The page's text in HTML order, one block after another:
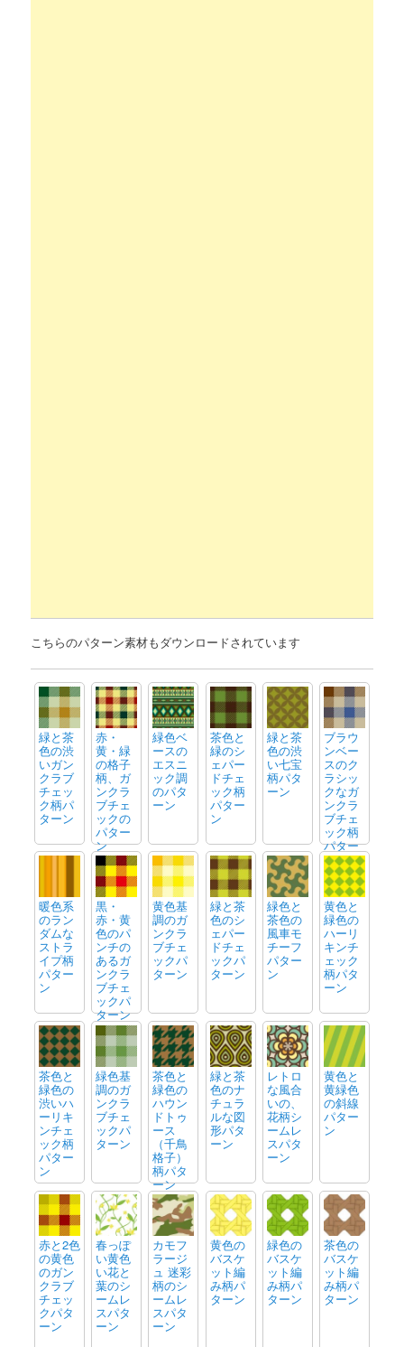
こちらのパターン素材もダウンロードされています
緑と茶
色の渋
いガン
クラブ
チェッ
ク柄パ
ターン
赤・
黄・緑
の格子
柄、ガ
ンクラ
ブチェ
ックの
パター
ン
緑色ベ
ースの
エスニ
ック調
のパタ
ーン
茶色と
緑のシ
ェパー
ドチェ
ック柄
パター
ン
緑と茶
色の渋
い七宝
柄パタ
ーン
ブラウ
ンベー
スのク
ラシッ
クなガ
ンクラ
ブチェ
ック柄
パター
ン
暖色系
のラン
ダムな
ストラ
イプ柄
パター
ン
黒・
赤・黄
色のパ
ンチの
あるガ
ンクラ
ブチェ
ックパ
ターン
黄色基
調のガ
ンクラ
ブチェ
ックパ
ターン
緑と茶
色のシ
ェパー
ドチェ
ックパ
ターン
緑色と
茶色の
風車モ
チーフ
パター
ン
黄色と
緑色の
ハーリ
キンチ
ェック
柄パタ
ーン
茶色と
緑色の
渋いハ
ーリキ
ンチェ
ック柄
パター
ン
緑色基
調のガ
ンクラ
ブチェ
ックパ
ターン
茶色と
緑色の
ハウン
ドトゥ
ース
（千鳥
格子）
柄パタ
ーン
緑と茶
色のナ
チュラ
ルな図
形パタ
ーン
レトロ
な風合
いの、
花柄シ
ームレ
スパタ
ーン
黄色と
黄緑色
の斜線
パター
ン
赤と2色
の黄色
のガン
クラブ
チェッ
クパタ
ーン
春っぽ
い黄色
い花と
葉のシ
ームレ
スパタ
ーン
カモフ
ラージ
ュ 迷彩
柄のシ
ームレ
スパタ
ーン
黄色の
バスケ
ット編
み柄パ
ターン
緑色の
バスケ
ット編
み柄パ
ターン
茶色の
バスケ
ット編
み柄パ
ターン